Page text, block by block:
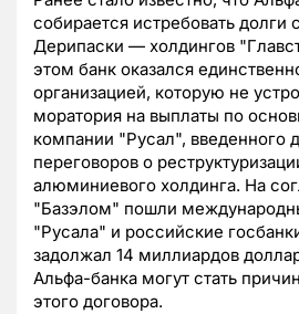
собирается истребовать долги
Дерипаски — холдингов
этом банк оказался
организацией, которую не
моратория на выплаты по
компании "Русал", введенного
переговоров о
алюминиевого холдинга. На
"Базэлом" пошли
"Русала" и российские
задолжал 14 миллиардов
Альфа-банка могут стать
этого договора.